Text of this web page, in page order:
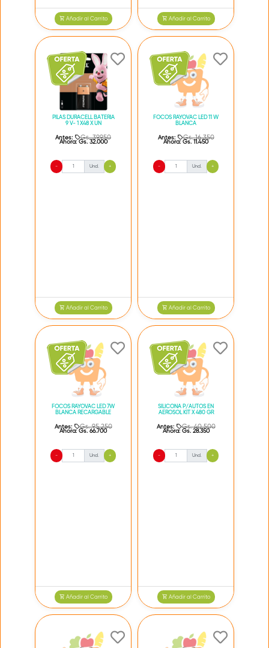
Añadir al Carrito Añadir al Carrito
PILAS DURACELL BATERIA
9 V- 1 X48 X UN
Antes: Gs. 39.950
Ahora:Gs. 32.000
- Und. +
Añadir al Carrito
FOCOS RAYOVAC LED 11 W
BLANCA
Antes: Gs. 16.350
Ahora: Gs. 11.450
- Und. +
Añadir al Carrito
FOCOS RAYOVAC LED 7W
BLANCA RECARGABLE
Antes: Gs. 95.250
Ahora: Gs. 66.700
- Und. +
Añadir al Carrito
SILICONA P/AUTOS EN
AEROSOL KIT X 480 GR
Antes: Gs. 40.500
Ahora: Gs. 28.350
- Und. +
Añadir al Carrito